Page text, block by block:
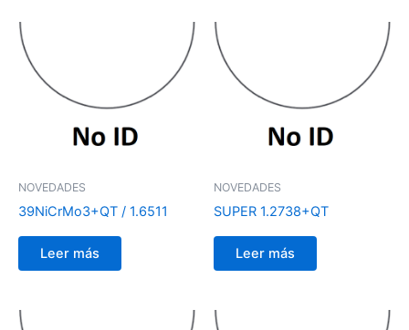
NOVEDADES
39NiCrMo3+QT / 1.6511
Leer más
NOVEDADES
SUPER 1.2738+QT
Leer más